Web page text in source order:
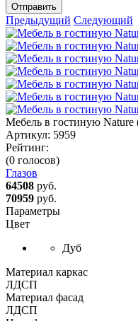
Отправить
Предыдущий Следующий
Мебель в гостиную
Артикул: 5959
Рейтинг:
(0 голосов)
Глазов
64508 руб.
70959 руб.
Параметры
Цвет
Дуб
Материал каркас
ЛДСП
Материал фасад
ЛДСП